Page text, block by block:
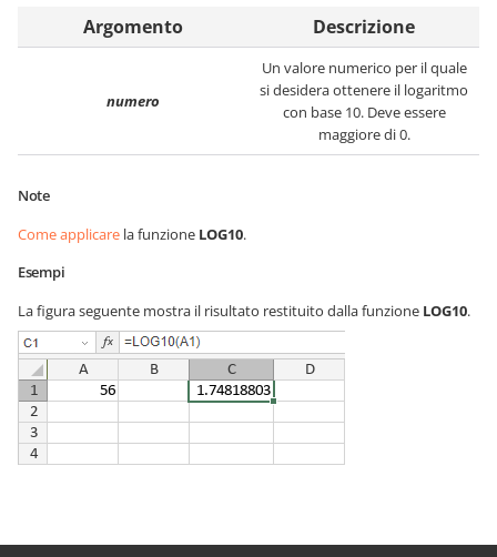
Argomento Descrizione
numero
Un valore numerico per il quale
si desidera ottenere il logaritmo
con base 10. Deve essere
maggiore di 0.
Note
Come applicare la funzione LOG10.
Esempi
La figura seguente mostra il risultato restituito dalla funzione LOG10.